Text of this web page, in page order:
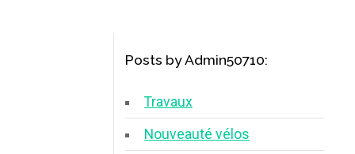
Posts by Admin50710:
Travaux
Nouveauté vélos